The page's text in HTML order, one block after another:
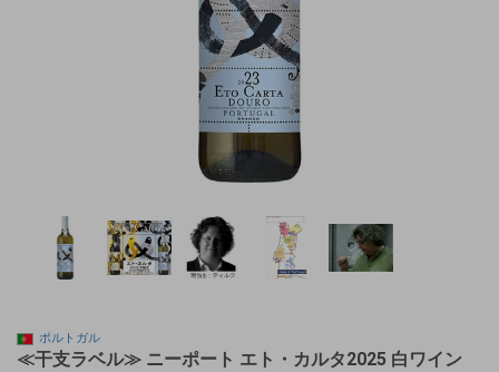
ポルトガル
≪干支ラベル≫ ニーポート エト・カルタ2025 白ワイン